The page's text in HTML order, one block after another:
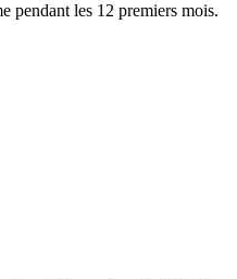
pendant les 12 premiers mois.